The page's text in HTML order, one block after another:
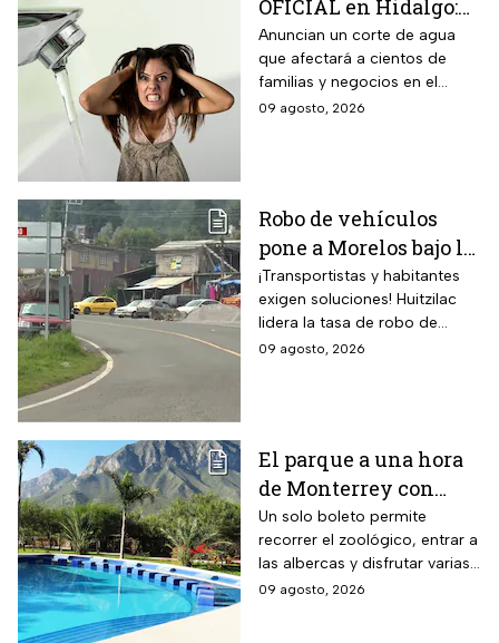
OFICIAL en Hidalgo:
Colonias se quedan
sin servicio del 11 al
14 de agosto
Anuncian un corte de agua
que afectará a cientos de
familias y negocios en el
municipio de Pachuca, a lo
09 agosto, 2026
Robo de vehículos
pone a Morelos bajo la
lupa: Huitzilac
registra la mayor tasa
del país
¡Transportistas y habitantes
exigen soluciones! Huitzilac
lidera la tasa de robo de
vehículos en México, con 78
09 agosto, 2026
El parque a una hora
de Monterrey con
zoológico, tirolesa y
alberca: esto cuesta la
entrada en agosto de
2026
Un solo boleto permite
recorrer el zoológico, entrar a
las albercas y disfrutar varias
áreas recreativas cerca de
09 agosto, 2026